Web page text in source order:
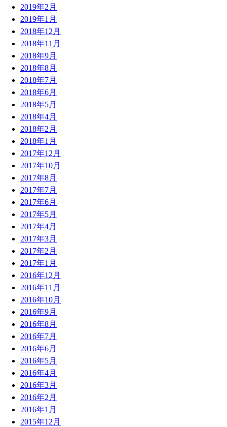
2019年2月
2019年1月
2018年12月
2018年11月
2018年9月
2018年8月
2018年7月
2018年6月
2018年5月
2018年4月
2018年2月
2018年1月
2017年12月
2017年10月
2017年8月
2017年7月
2017年6月
2017年5月
2017年4月
2017年3月
2017年2月
2017年1月
2016年12月
2016年11月
2016年10月
2016年9月
2016年8月
2016年7月
2016年6月
2016年5月
2016年4月
2016年3月
2016年2月
2016年1月
2015年12月